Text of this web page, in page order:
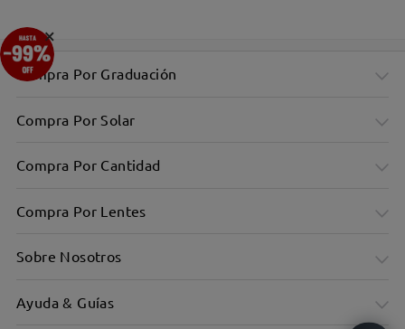
Compra Por Graduación
Compra Por Solar
Compra Por Cantidad
Compra Por Lentes
Sobre Nosotros
Ayuda & Guías
×